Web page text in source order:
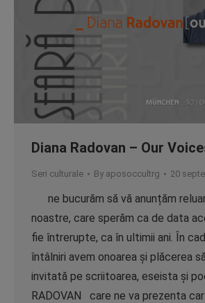
Diana Radovan – Our
Seri culturale By aposoccultrg 20
ne bucurăm să vă anunțăm
noastre, care sperăm ca de data
fie întrerupte, ca în ultimii ani. În
întâlniri avem onoarea și plăcerea
invitată pe scriitoarea, eseista și
RADOVAN care ne va prezenta